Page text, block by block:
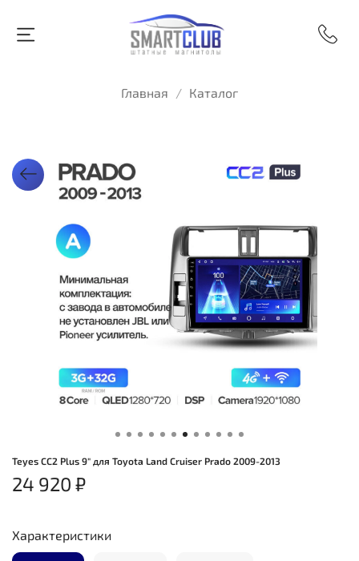
Главная Каталог
Teyes CC2 Plus 9" для Toyota Land Cruiser Prado 2009-2013
24 920 ₽
Характеристики